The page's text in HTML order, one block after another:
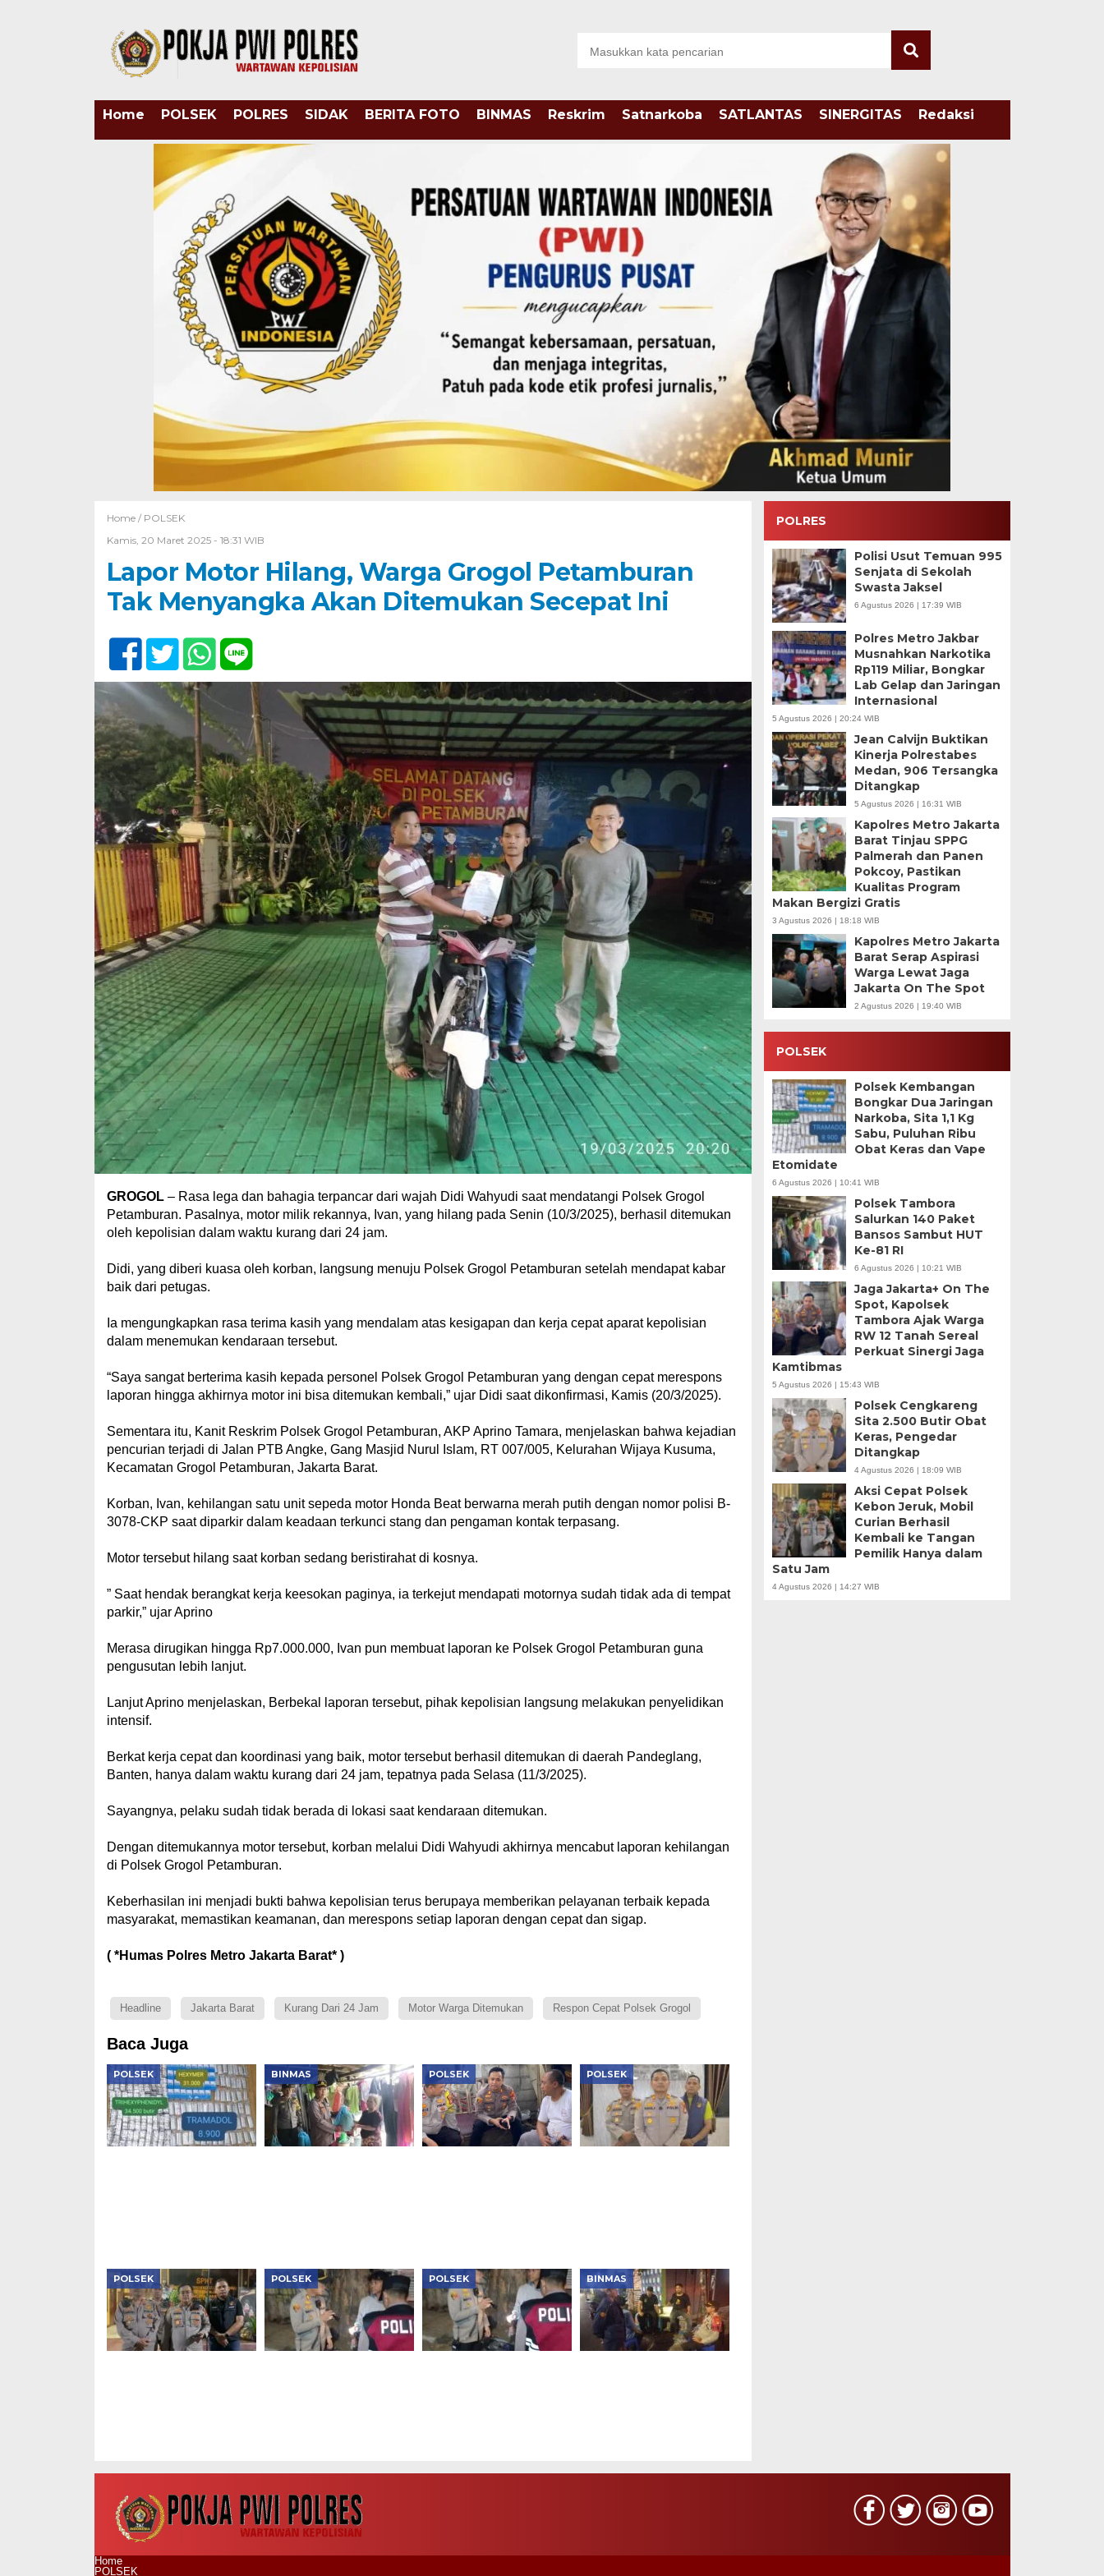
Home POLSEK POLRES SIDAK BERITA FOTO BINMAS Reskrim Satnarkoba SATLANTAS SINERGITAS Redaksi
Home / POLSEK
Kamis, 20 Maret 2025 - 18:31 WIB
Lapor Motor Hilang, Warga Grogol Petamburan
Tak Menyangka Akan Ditemukan Secepat Ini
GROGOL– Rasa lega dan bahagia terpancar dari wajah Didi Wahyudi saat mendatangi Polsek Grogol
Petamburan. Pasalnya, motor milik rekannya, Ivan, yang hilang pada Senin (10/3/2025), berhasil ditemukan
oleh kepolisian dalam waktu kurang dari 24 jam.
Didi, yang diberi kuasa oleh korban, langsung menuju Polsek Grogol Petamburan setelah mendapat kabar
baik dari petugas.
Ia mengungkapkan rasa terima kasih yang mendalam atas kesigapan dan kerja cepat aparat kepolisian
dalam menemukan kendaraan tersebut.
“Saya sangat berterima kasih kepada personel Polsek Grogol Petamburan yang dengan cepat merespons
laporan hingga akhirnya motor ini bisa ditemukan kembali,” ujar Didi saat dikonfirmasi, Kamis (20/3/2025).
Sementara itu, Kanit Reskrim Polsek Grogol Petamburan, AKP Aprino Tamara, menjelaskan bahwa kejadian
pencurian terjadi di Jalan PTB Angke, Gang Masjid Nurul Islam, RT 007/005, Kelurahan Wijaya Kusuma,
Kecamatan Grogol Petamburan, Jakarta Barat.
Korban, Ivan, kehilangan satu unit sepeda motor Honda Beat berwarna merah putih dengan nomor polisi B-
3078-CKP saat diparkir dalam keadaan terkunci stang dan pengaman kontak terpasang.
Motor tersebut hilang saat korban sedang beristirahat di kosnya.
” Saat hendak berangkat kerja keesokan paginya, ia terkejut mendapati motornya sudah tidak ada di tempat
parkir,” ujar Aprino
Merasa dirugikan hingga Rp7.000.000, Ivan pun membuat laporan ke Polsek Grogol Petamburan guna
pengusutan lebih lanjut.
Lanjut Aprino menjelaskan, Berbekal laporan tersebut, pihak kepolisian langsung melakukan penyelidikan
intensif.
Berkat kerja cepat dan koordinasi yang baik, motor tersebut berhasil ditemukan di daerah Pandeglang,
Banten, hanya dalam waktu kurang dari 24 jam, tepatnya pada Selasa (11/3/2025).
Sayangnya, pelaku sudah tidak berada di lokasi saat kendaraan ditemukan.
Dengan ditemukannya motor tersebut, korban melalui Didi Wahyudi akhirnya mencabut laporan kehilangan
di Polsek Grogol Petamburan.
Keberhasilan ini menjadi bukti bahwa kepolisian terus berupaya memberikan pelayanan terbaik kepada
masyarakat, memastikan keamanan, dan merespons setiap laporan dengan cepat dan sigap.
( *Humas Polres Metro Jakarta Barat* )
Headline Jakarta Barat Kurang Dari 24 Jam Motor Warga Ditemukan Respon Cepat Polsek Grogol
Baca Juga
POLSEK BINMAS POLSEK POLSEK
POLSEK POLSEK POLSEK BINMAS
POLRES
Polisi Usut Temuan 995
Senjata di Sekolah
Swasta Jaksel
6 Agustus 2026 | 17:39 WIB
Polres Metro Jakbar
Musnahkan Narkotika
Rp119 Miliar, Bongkar
Lab Gelap dan Jaringan
Internasional
5 Agustus 2026 | 20:24 WIB
Jean Calvijn Buktikan
Kinerja Polrestabes
Medan, 906 Tersangka
Ditangkap
5 Agustus 2026 | 16:31 WIB
Kapolres Metro Jakarta
Barat Tinjau SPPG
Palmerah dan Panen
Pokcoy, Pastikan
Kualitas Program
Makan Bergizi Gratis
3 Agustus 2026 | 18:18 WIB
Kapolres Metro Jakarta
Barat Serap Aspirasi
Warga Lewat Jaga
Jakarta On The Spot
2 Agustus 2026 | 19:40 WIB
POLSEK
Polsek Kembangan
Bongkar Dua Jaringan
Narkoba, Sita 1,1 Kg
Sabu, Puluhan Ribu
Obat Keras dan Vape
Etomidate
6 Agustus 2026 | 10:41 WIB
Polsek Tambora
Salurkan 140 Paket
Bansos Sambut HUT
Ke-81 RI
6 Agustus 2026 | 10:21 WIB
Jaga Jakarta+ On The
Spot, Kapolsek
Tambora Ajak Warga
RW 12 Tanah Sereal
Perkuat Sinergi Jaga
Kamtibmas
5 Agustus 2026 | 15:43 WIB
Polsek Cengkareng
Sita 2.500 Butir Obat
Keras, Pengedar
Ditangkap
4 Agustus 2026 | 18:09 WIB
Aksi Cepat Polsek
Kebon Jeruk, Mobil
Curian Berhasil
Kembali ke Tangan
Pemilik Hanya dalam
Satu Jam
4 Agustus 2026 | 14:27 WIB
Home
POLSEK